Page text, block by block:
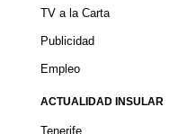
TV a la Carta
Publicidad
Empleo
ACTUALIDAD INSULAR
Tenerife